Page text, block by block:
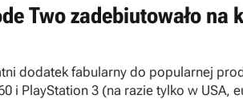
Two zadebiutowało na
dodatek fabularny do popularnej
i PlayStation 3 (na razie tylko w USA,